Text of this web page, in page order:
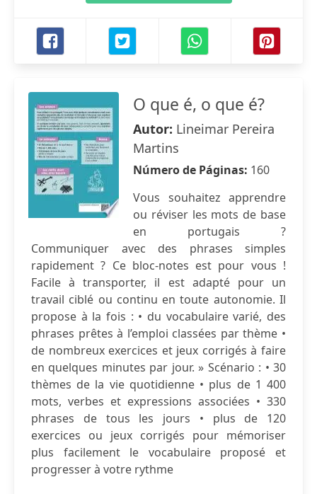
O que é, o que é?
Autor: Lineimar Pereira
Martins
Número de Páginas: 160
Vous souhaitez apprendre
ou réviser les mots de base
en portugais ?
Communiquer avec des phrases simples
rapidement ? Ce bloc-notes est pour vous !
Facile à transporter, il est adapté pour un
travail ciblé ou continu en toute autonomie. Il
propose à la fois : • du vocabulaire varié, des
phrases prêtes à l’emploi classées par thème •
de nombreux exercices et jeux corrigés à faire
en quelques minutes par jour. » Scénario : • 30
thèmes de la vie quotidienne • plus de 1 400
mots, verbes et expressions associées • 330
phrases de tous les jours • plus de 120
exercices ou jeux corrigés pour mémoriser
plus facilement le vocabulaire proposé et
progresser à votre rythme